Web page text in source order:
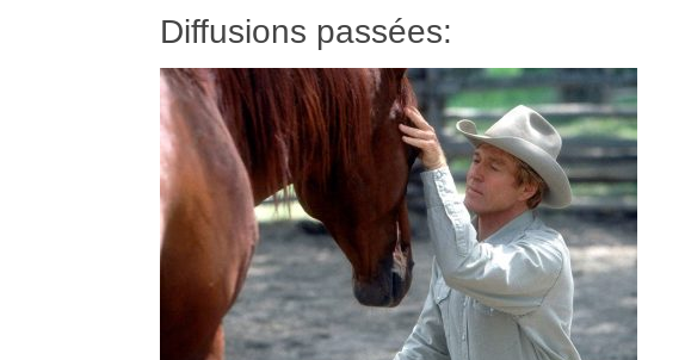
Diffusions passées: